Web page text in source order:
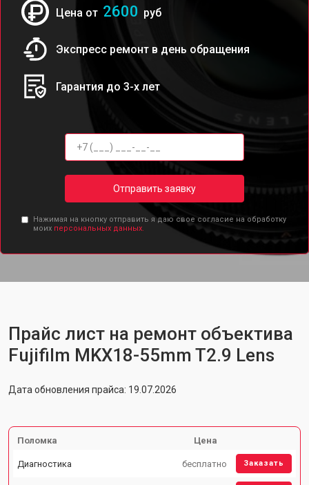
Цена от 2600 руб
Экспресс ремонт в день обращения
Гарантия до 3-х лет
Отправить заявку
Нажимая на кнопку отправить я даю свое согласие на обработку
моих персональных данных.
Прайс лист на ремонт объектива
Fujifilm MKX18-55mm T2.9 Lens
Дата обновления прайса: 19.07.2026
Поломка Цена
Диагностика бесплатно Заказать